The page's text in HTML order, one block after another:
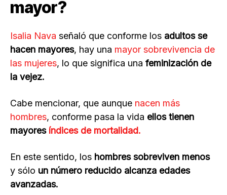
mayor?
Isalia Nava señaló que conforme los adultos se
hacen mayores, hay una mayor sobrevivencia de
las mujeres, lo que significa una feminización de
la vejez.
Cabe mencionar, que aunque nacen más
hombres, conforme pasa la vida ellos tienen
mayores índices de mortalidad.
En este sentido, los hombres sobreviven menos
y sólo un número reducido alcanza edades
avanzadas.